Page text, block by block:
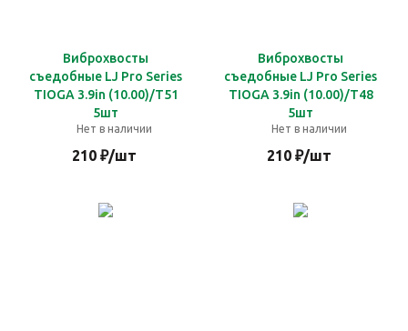
Виброхвосты
съедобные LJ Pro Series
TIOGA 3.9in (10.00)/T51
5шт
Нет в наличии
210₽/шт
Виброхвосты
съедобные LJ Pro Series
TIOGA 3.9in (10.00)/T48
5шт
Нет в наличии
210₽/шт